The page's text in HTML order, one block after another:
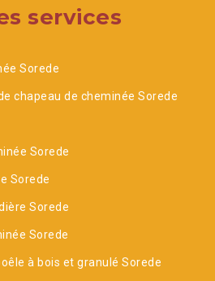
services
Sorede
chapeau de cheminée Sorede
Sorede
Sorede
Sorede
Sorede
à bois et granulé Sorede